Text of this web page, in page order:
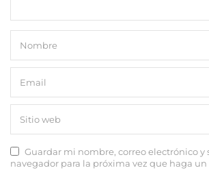
Guardar mi nombre, correo electrónico y
navegador para la próxima vez que haga